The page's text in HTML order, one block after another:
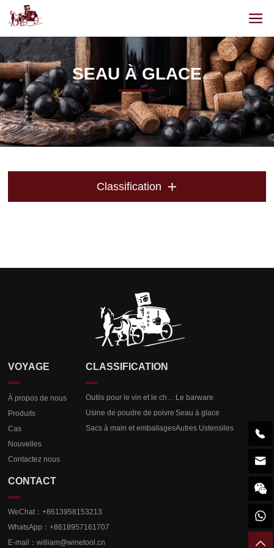
SEAU À GLACE
Classification 
VOYAGE
À propos de nous
Produits
Cas
Nouvelles
Contactez nous
CLASSIFICATION
Outils pour le vin et le champagne Le barware
Usine de poudre de poivre Seau à glace
Sacs à main et emballagesAutres Ustensiles
CONTACT
WeChat：+8613958153213
WhatsApp：+8618957161707
E-mail：william@winetool.cn




